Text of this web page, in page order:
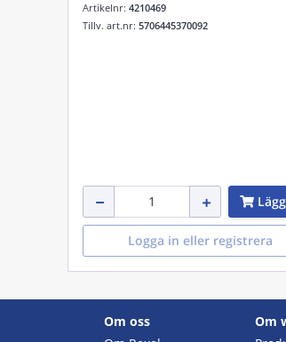
Artikelnr: 4210469
Tillv. art.nr: 5706445370092
Logga in eller registrera
Om oss
Om